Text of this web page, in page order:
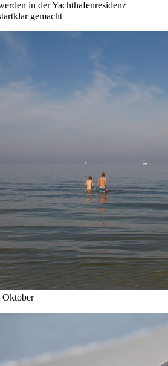
in der Yachthafenresidenz
gemacht
Oktober